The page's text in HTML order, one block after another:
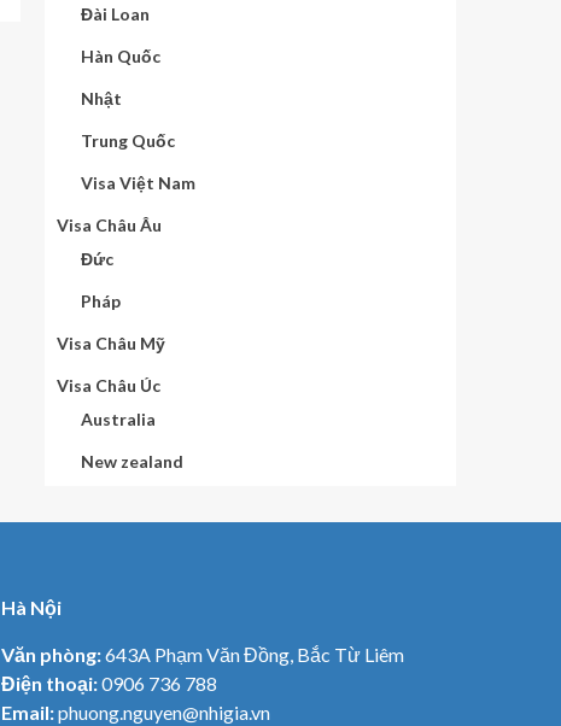
Đài Loan
Hàn Quốc
Nhật
Trung Quốc
Visa Việt Nam
Visa Châu Âu
Đức
Pháp
Visa Châu Mỹ
Visa Châu Úc
Australia
New zealand
Hà Nội
Văn phòng:643A Phạm Văn Đồng, Bắc Từ Liêm
Điện thoại:0906 736 788
Email:phuong.nguyen@nhigia.vn